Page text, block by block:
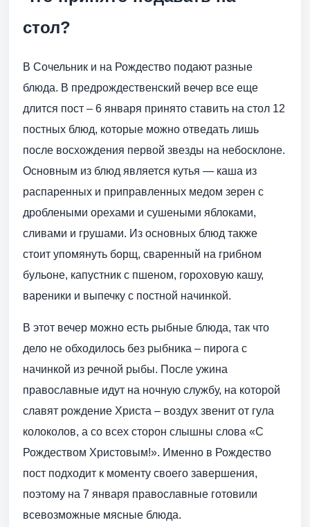
стол?
В Сочельник и на Рождество подают разные
блюда. В предрождественский вечер все еще
длится пост – 6 января принято ставить на стол 12
постных блюд, которые можно отведать лишь
после восхождения первой звезды на небосклоне.
Основным из блюд является кутья — каша из
распаренных и приправленных медом зерен с
дроблеными орехами и сушеными яблоками,
сливами и грушами. Из основных блюд также
стоит упомянуть борщ, сваренный на грибном
бульоне, капустник с пшеном, гороховую кашу,
вареники и выпечку с постной начинкой.
В этот вечер можно есть рыбные блюда, так что
дело не обходилось без рыбника – пирога с
начинкой из речной рыбы. После ужина
православные идут на ночную службу, на которой
славят рождение Христа – воздух звенит от гула
колоколов, а со всех сторон слышны слова «С
Рождеством Христовым!». Именно в Рождество
пост подходит к моменту своего завершения,
поэтому на 7 января православные готовили
всевозможные мясные блюда.